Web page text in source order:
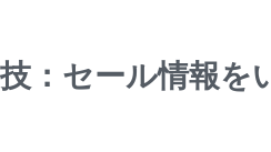
：セール情報を